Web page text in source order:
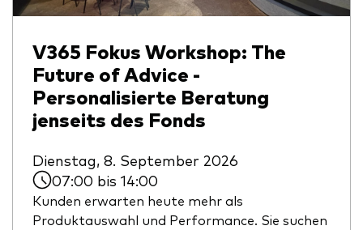
Vanguard Modellportfolios
Vanguard Beratungsstudie
V365 Fokus Workshop: The
Future of Advice -
Personalisierte Beratung
jenseits des Fonds
Dienstag, 8. September 2026
07:00 bis 14:00
Kunden erwarten heute mehr als
Produktauswahl und Performance. Sie suchen